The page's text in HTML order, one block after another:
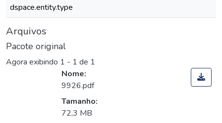
dspace.entity.type
Arquivos
Pacote original
Agora exibindo 1 - 1 de 1
Nome:
9926.pdf
Tamanho:
72,3 MB